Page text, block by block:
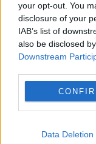
your opt-out. You
disclosure of your
IAB’s list of
also be disclosed
Downstream
Data Deletion
Consiliul
tranzacției